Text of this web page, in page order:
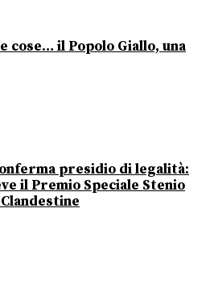
cose… il Popolo Giallo, una
presidio di legalità:
il Premio Speciale Stenio